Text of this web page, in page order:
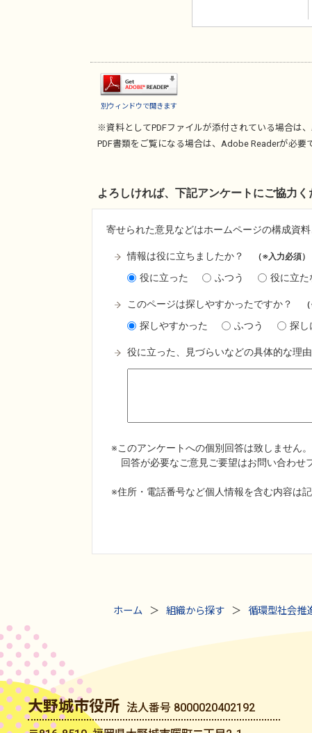
別ウィンドウで開きます
※資料としてPDFファイルが添付されている場合は、
PDF書類をご覧になる場合は、 Adobe Readerが必要
ホーム 組織から探す 循環型社会推
大野城市役所
法人番号 8000020402192